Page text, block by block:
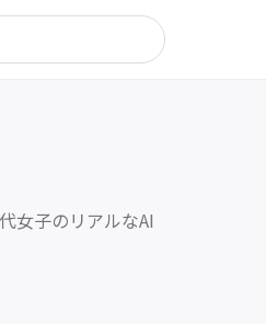
女子のリアルなAI